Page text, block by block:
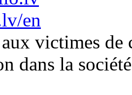
en
victimes
dans la